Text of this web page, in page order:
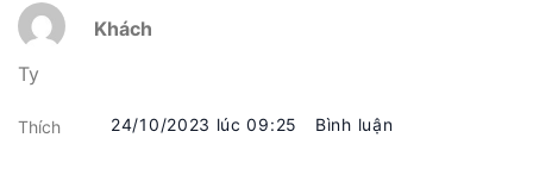
Khách
Ty
24/10/2023 lúc 09:25 Bình luận